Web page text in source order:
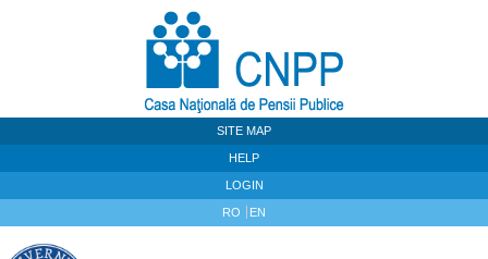
SITE MAP
HELP
LOGIN
RO EN